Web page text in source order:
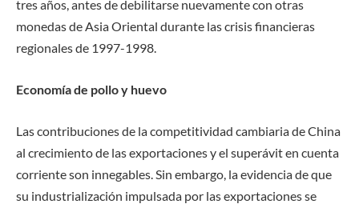
tres años, antes de debilitarse nuevamente con otras
monedas de Asia Oriental durante las crisis financieras
regionales de 1997-1998.
Economía de pollo y huevo
Las contribuciones de la competitividad cambiaria de China
al crecimiento de las exportaciones y el superávit en cuenta
corriente son innegables. Sin embargo, la evidencia de que
su industrialización impulsada por las exportaciones se